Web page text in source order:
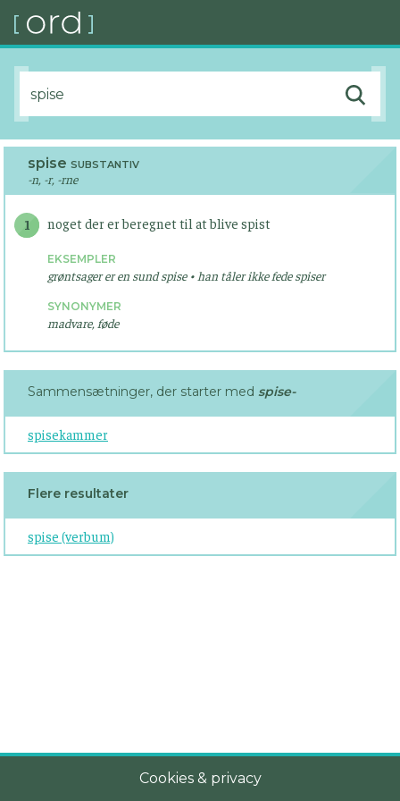
spise SUBSTANTIV
-n, -r, -rne
1 noget der er beregnet til at blive spist
EKSEMPLER
grøntsager er en sund spise • han tåler ikke fede spiser
SYNONYMER
madvare, føde
Sammensætninger, der starter med spise-
spisekammer
Flere resultater
spise (verbum)
Cookies & privacy